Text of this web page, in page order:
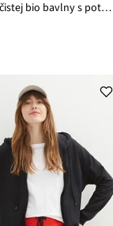
Mikina z čistej bio bavlny s potlačou